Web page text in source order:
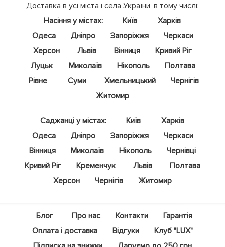
Доставка в усі міста і села України, в тому числі:
Насіння у містах:
Київ
Харків
Одеса
Дніпро Запоріжжя
Черкаси
Херсон
Львів Вінниця
Кривий Ріг
Луцьк
Миколаїв Нікополь
Полтава
Рівне
Суми Хмельницький
Чернігів
Житомир
Саджанці у містах: Київ
Харків
Одеса
Дніпро Запоріжжя
Черкаси
Вінниця
Миколаїв Нікополь
Чернівці
Кривий Ріг
Кременчук Львів
Полтава
Херсон
Чернігів Житомир
Блог Про нас Контакти
Гарантія
Оплата і доставка
Відгуки
Клуб "LUX"